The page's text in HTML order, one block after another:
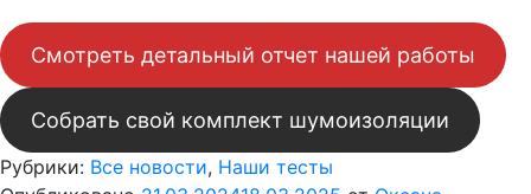
Смотреть детальный отчет нашей работы
Собрать свой комплект шумоизоляции
Рубрики: Все новости, Наши тесты